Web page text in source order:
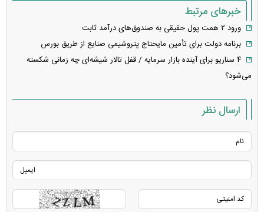
خبرهای مرتبط
ورود ۲ همت پول حقیقی به صندوق‌های درآمد ثابت
برنامه دولت برای تأمین مایحتاج پتروشیمی صنایع از طریق بورس
۴ سناریو برای آینده بازار سرمایه / قفل تالار شیشه‌ای چه زمانی شکسته
می‌شود؟
ارسال نظر